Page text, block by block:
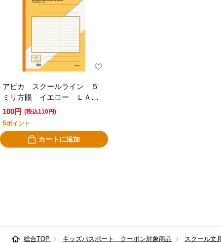
アピカ スクールライン ５
ミリ方眼 イエロー ＬＡＳ
１０Ｙ
100円 (税込110円)
5ポイント
カートに追加
総合TOP キッズパスポート クーポン対象商品 スクール文